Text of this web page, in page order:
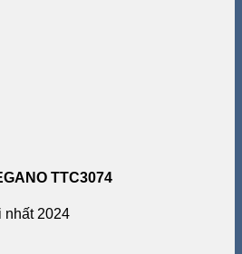
TTC3074
nhất 2024